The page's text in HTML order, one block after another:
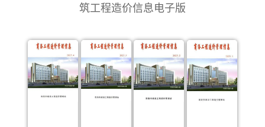
筑工程造价信息电子版